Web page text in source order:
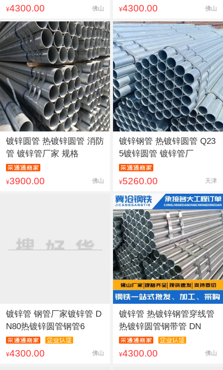
¥4300.00 佛山 ¥4300.00 佛山
镀锌圆管 热镀锌圆管 消防
管 镀锌管厂家 规格
¥3900.00 佛山
镀锌钢管 热镀锌圆管 Q23
5镀锌圆管 镀锌管厂
¥5260.00 天津
镀锌管 钢管厂家镀锌管 D
N80热镀锌圆管钢管6
¥4300.00 佛山
镀锌管 热镀锌钢管穿线管
热镀锌圆管钢带管 DN
¥4300.00 佛山